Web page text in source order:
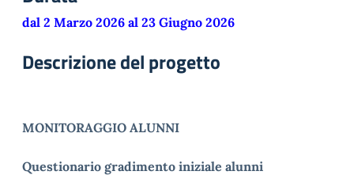
dal 2 Marzo 2026 al 23 Giugno 2026
Descrizione del progetto
MONITORAGGIO ALUNNI
Questionario gradimento iniziale alunni